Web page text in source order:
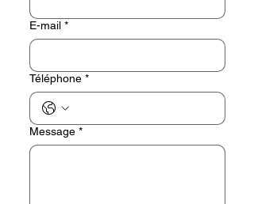
E-mail *
Téléphone *
Message *